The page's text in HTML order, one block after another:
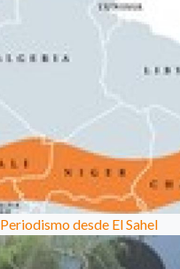
Periodismo desde El Sahel